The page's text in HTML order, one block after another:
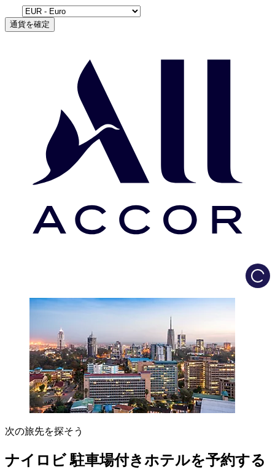
通貨を確定
次の旅先を探そう
ナイロビ 駐車場付きホテルを予約する